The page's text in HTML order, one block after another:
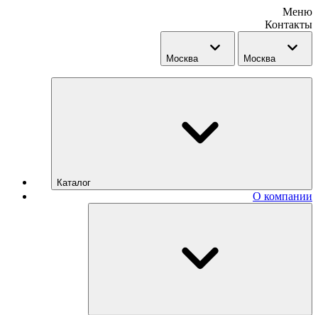
Меню
Контакты
Москва Москва
Каталог
О компании